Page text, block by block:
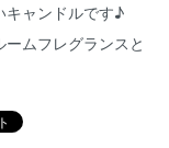
キャンドルです♪
ムフレグランスと